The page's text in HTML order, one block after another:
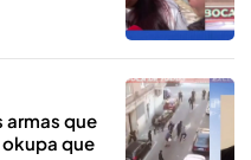
armas que
que